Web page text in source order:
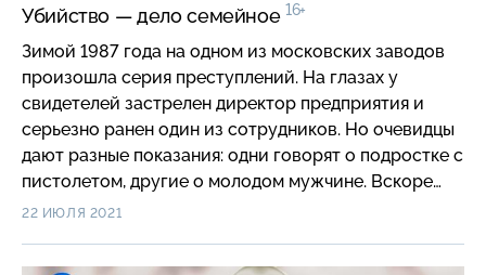
Убийство — дело семейное 16+
Зимой 1987 года на одном из московских заводов
произошла серия преступлений. На глазах у
свидетелей застрелен директор предприятия и
серьезно ранен один из сотрудников. Но очевидцы
дают разные показания: одни говорят о подростке с
пистолетом, другие о молодом мужчине. Вскоре
загадочный убийца находит новую жертву. #короче
22 ИЮЛЯ 2021